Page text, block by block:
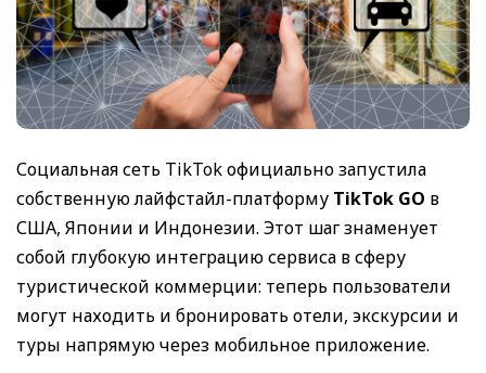
Социальная сеть TikTok официально запустила
собственную лайфстайл-платформу TikTok GO в
США, Японии и Индонезии. Этот шаг знаменует
собой глубокую интеграцию сервиса в сферу
туристической коммерции: теперь пользователи
могут находить и бронировать отели, экскурсии и
туры напрямую через мобильное приложение.